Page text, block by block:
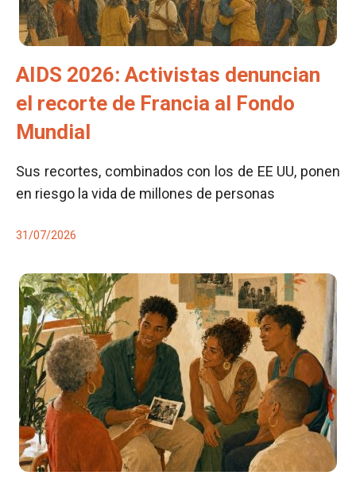
AIDS 2026: Activistas denuncian
el recorte de Francia al Fondo
Mundial
Sus recortes, combinados con los de EE UU, ponen
en riesgo la vida de millones de personas
31/07/2026